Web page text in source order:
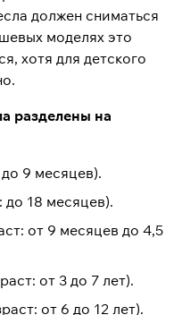
должен сниматься
моделях это
хотя для детского
разделены на
до 9 месяцев).
до 18 месяцев).
от 9 месяцев до 4,5
от 3 до 7 лет).
от 6 до 12 лет).